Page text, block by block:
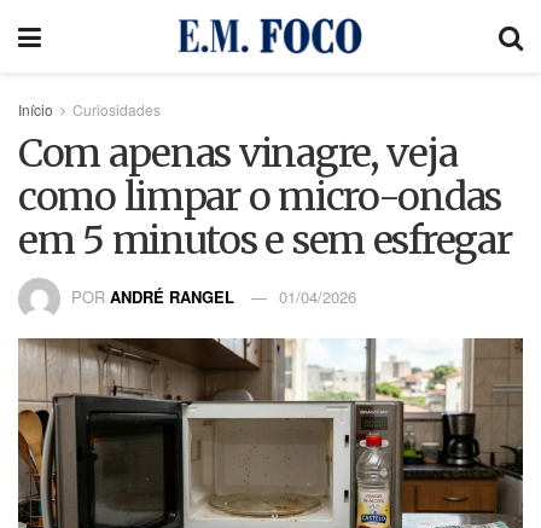
Início Curiosidades
Com apenas vinagre, veja
como limpar o micro-ondas
em 5 minutos e sem esfregar
POR ANDRÉ RANGEL 01/04/2026